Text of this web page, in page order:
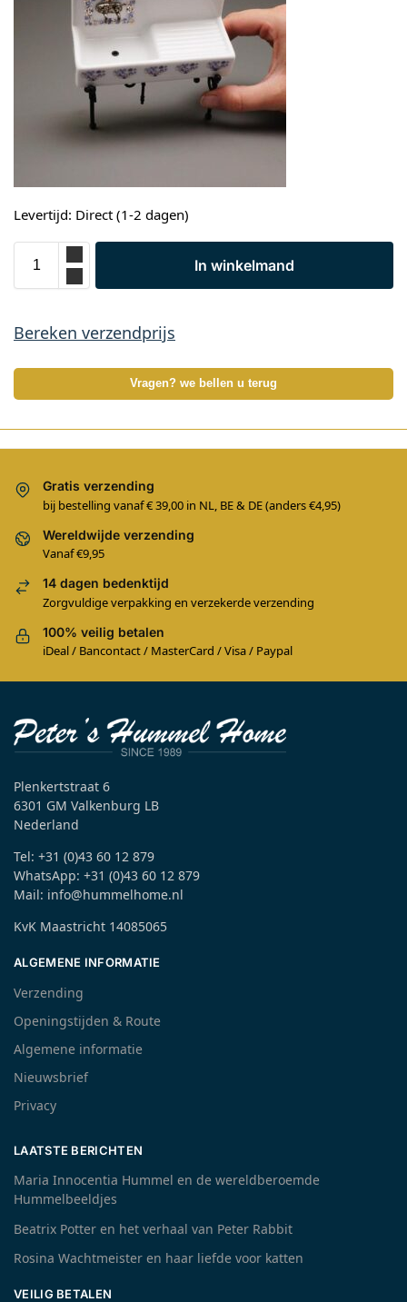
Levertijd: Direct (1-2 dagen)
In winkelmand
Bereken verzendprijs
Vragen? we bellen u terug
Gratis verzending
bij bestelling vanaf € 39,00 in NL, BE & DE (anders €4,95)
Wereldwijde verzending
Vanaf €9,95
14 dagen bedenktijd
Zorgvuldige verpakking en verzekerde verzending
100% veilig betalen
iDeal / Bancontact / MasterCard / Visa / Paypal
Plenkertstraat 6
6301 GM Valkenburg LB
Nederland
Tel: +31 (0)43 60 12 879
WhatsApp: +31 (0)43 60 12 879
Mail: info@hummelhome.nl
KvK Maastricht 14085065
ALGEMENE INFORMATIE
Verzending
Openingstijden & Route
Algemene informatie
Nieuwsbrief
Privacy
LAATSTE BERICHTEN
Maria Innocentia Hummel en de wereldberoemde
Hummelbeeldjes
Beatrix Potter en het verhaal van Peter Rabbit
Rosina Wachtmeister en haar liefde voor katten
VEILIG BETALEN